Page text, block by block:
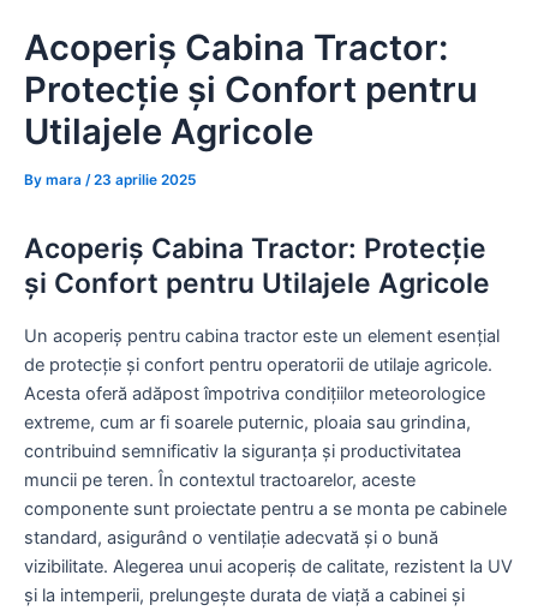
content
Acoperiș Cabina Tractor:
Protecție și Confort pentru
Utilajele Agricole
By mara /23 aprilie 2025
Acoperiș Cabina Tractor: Protecție
și Confort pentru Utilajele Agricole
Un acoperiș pentru cabina tractor este un element esențial
de protecție și confort pentru operatorii de utilaje agricole.
Acesta oferă adăpost împotriva condițiilor meteorologice
extreme, cum ar fi soarele puternic, ploaia sau grindina,
contribuind semnificativ la siguranța și productivitatea
muncii pe teren. În contextul tractoarelor, aceste
componente sunt proiectate pentru a se monta pe cabinele
standard, asigurând o ventilație adecvată și o bună
vizibilitate. Alegerea unui acoperiș de calitate, rezistent la UV
și la intemperii, prelungește durata de viață a cabinei și